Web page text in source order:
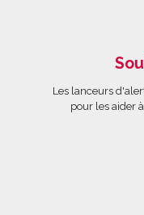
Les lanceurs
pour les aider